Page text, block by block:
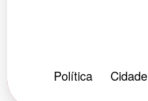
Política Cidade